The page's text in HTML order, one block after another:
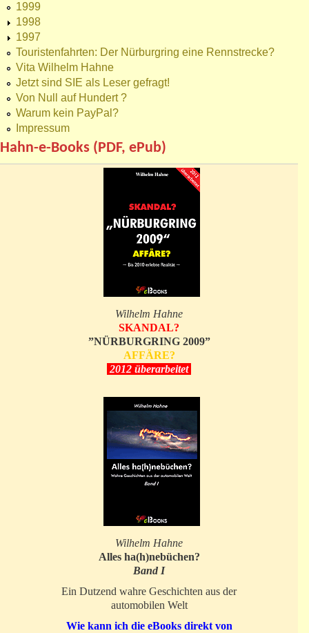
1999
1998
1997
Touristenfahrten: Der Nürburgring eine Rennstrecke?
Vita Wilhelm Hahne
Jetzt sind SIE als Leser gefragt!
Von Null auf Hundert ?
Warum kein PayPal?
Impressum
Hahn-e-Books (PDF, ePub)
Wilhelm Hahne
SKANDAL?
”NÜRBURGRING 2009”
AFFÄRE?
2012 überarbeitet
Wilhelm Hahne
Alles ha(h)nebüchen?
Band I
Ein Dutzend wahre Geschichten aus der
automobilen Welt
Wie kann ich die eBooks direkt von